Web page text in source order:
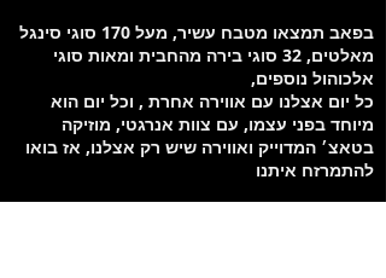
בפאב תמצאו מטבח עשיר, מעל 170 סוגי סינגל
מאלטים, 32 סוגי בירה מהחבית ומאות סוגי
אלכוהול נוספים,
כל יום אצלנו עם אווירה אחרת , וכל יום הוא
מיוחד בפני עצמו, עם צוות אנרגטי, מוזיקה
בטאצ׳ המדוייק ואווירה שיש רק אצלנו, אז בואו
להתמרזח איתנו